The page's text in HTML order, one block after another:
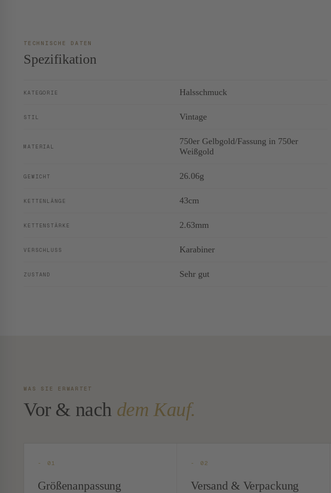
TECHNISCHE DATEN
Spezifikation
KATEGORIE Halsschmuck
STIL Vintage
MATERIAL
750er Gelbgold/Fassung in 750er
Weißgold
GEWICHT 26.06g
KETTENLÄNGE 43cm
KETTENSTÄRKE 2.63mm
VERSCHLUSS Karabiner
ZUSTAND Sehr gut
WAS SIE ERWARTET
Vor & nach dem Kauf.
- 01
Größenanpassung
- 02
Versand & Verpackung